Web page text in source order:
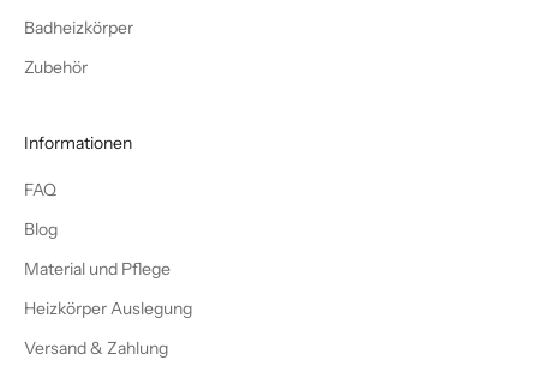
Badheizkörper
Zubehör
Informationen
FAQ
Blog
Material und Pflege
Heizkörper Auslegung
Versand & Zahlung